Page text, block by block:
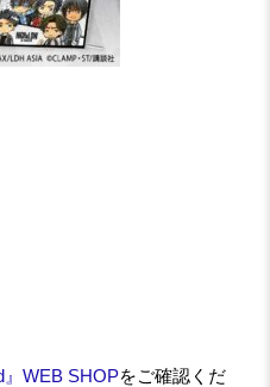
』WEB SHOPをご確認くだ